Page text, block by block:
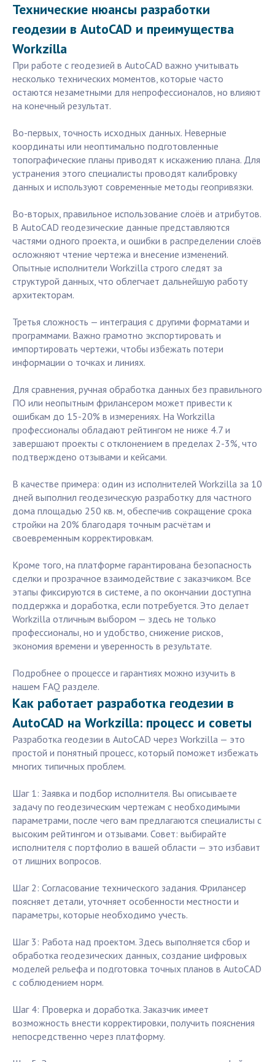
Технические нюансы разработки
геодезии в AutoCAD и преимущества
Workzilla
При работе с геодезией в AutoCAD важно учитывать
несколько технических моментов, которые часто
остаются незаметными для непрофессионалов, но влияют
на конечный результат.
Во-первых, точность исходных данных. Неверные
координаты или неоптимально подготовленные
топографические планы приводят к искажению плана. Для
устранения этого специалисты проводят калибровку
данных и используют современные методы геопривязки.
Во-вторых, правильное использование слоёв и атрибутов.
В AutoCAD геодезические данные представляются
частями одного проекта, и ошибки в распределении слоёв
осложняют чтение чертежа и внесение изменений.
Опытные исполнители Workzilla строго следят за
структурой данных, что облегчает дальнейшую работу
архитекторам.
Третья сложность — интеграция с другими форматами и
программами. Важно грамотно экспортировать и
импортировать чертежи, чтобы избежать потери
информации о точках и линиях.
Для сравнения, ручная обработка данных без правильного
ПО или неопытным фрилансером может привести к
ошибкам до 15-20% в измерениях. На Workzilla
профессионалы обладают рейтингом не ниже 4.7 и
завершают проекты с отклонением в пределах 2-3%, что
подтверждено отзывами и кейсами.
В качестве примера: один из исполнителей Workzilla за 10
дней выполнил геодезическую разработку для частного
дома площадью 250 кв. м, обеспечив сокращение срока
стройки на 20% благодаря точным расчётам и
своевременным корректировкам.
Кроме того, на платформе гарантирована безопасность
сделки и прозрачное взаимодействие с заказчиком. Все
этапы фиксируются в системе, а по окончании доступна
поддержка и доработка, если потребуется. Это делает
Workzilla отличным выбором — здесь не только
профессионалы, но и удобство, снижение рисков,
экономия времени и уверенность в результате.
Подробнее о процессе и гарантиях можно изучить в
нашем FAQ разделе.
Как работает разработка геодезии в
AutoCAD на Workzilla: процесс и советы
Разработка геодезии в AutoCAD через Workzilla — это
простой и понятный процесс, который поможет избежать
многих типичных проблем.
Шаг 1: Заявка и подбор исполнителя. Вы описываете
задачу по геодезическим чертежам с необходимыми
параметрами, после чего вам предлагаются специалисты с
высоким рейтингом и отзывами. Совет: выбирайте
исполнителя с портфолио в вашей области — это избавит
от лишних вопросов.
Шаг 2: Согласование технического задания. Фрилансер
поясняет детали, уточняет особенности местности и
параметры, которые необходимо учесть.
Шаг 3: Работа над проектом. Здесь выполняется сбор и
обработка геодезических данных, создание цифровых
моделей рельефа и подготовка точных планов в AutoCAD
с соблюдением норм.
Шаг 4: Проверка и доработка. Заказчик имеет
возможность внести корректировки, получить пояснения
непосредственно через платформу.